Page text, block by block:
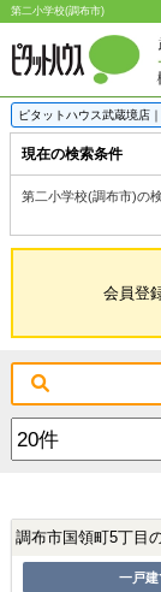
第二小学校(調布市)
ピタットハウス武蔵境店
現在の検索条件
第二小学校(調布市)の
会員登
調布市国領町5丁目
一戸建